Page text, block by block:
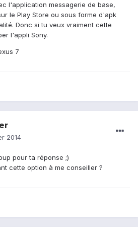
l'application messagerie de base,
le Play Store ou sous forme d'apk
Donc si tu veux vraiment cette
l'appli Sony.
7
2014
pour ta réponse ;)
cette option à me conseiller ?